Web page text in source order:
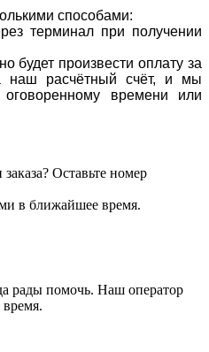
способами:
терминал при получении
будет произвести оплату за
наш расчётный счёт, и мы
времени или
Оставьте номер
в ближайшее время.
рады помочь. Наш оператор